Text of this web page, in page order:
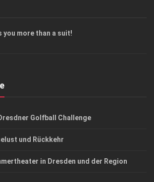
you more than a suit!
Golfball Challenge
und Rückkehr
in Dresden und der Region